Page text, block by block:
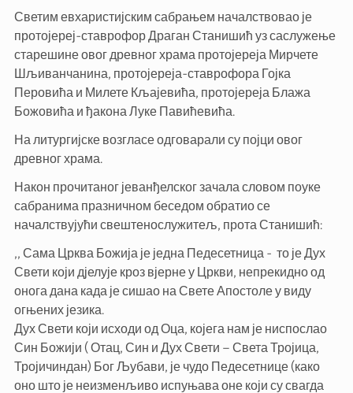
Светим евхаристијским сабрањем началствовао је
протојереј-ставрофор Драган Станишић уз саслужење
старешине овог древног храма протојереја Мирчете
Шљиванчанина, протојереја-ставрофора Гојка
Перовића и Милете Кљајевића, протојереја Блажа
Божовића и ђакона Луке Павићевића.
На литургијске возгласе одговарали су појци овог
древног храма.
Након прочитаног јеванђелског зачала словом поуке
сабранима празничном беседом обратио се
началствујући свештенослужитељ, прота Станишић:
,, Сама Црква Божија је једна Педесетница - то је Дух
Свети који дјелује кроз вјерне у Цркви, непрекидно од
онога дана када је сишао на Свете Апостоле у виду
огњених језика.
Дух Свети који исходи од Оца, којега нам је ниспослао
Син Божији ( Отац, Син и Дух Свети – Света Тројица,
Тројичиндан) Бог Љубави, је чудо Педесетнице (како
оно што је неизменљиво испуњава оне који су свагда